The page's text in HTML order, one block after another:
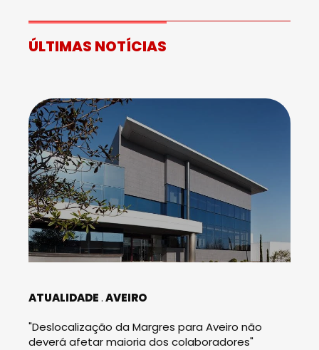
ÚLTIMAS NOTÍCIAS
ATUALIDADE AVEIRO
"Deslocalização da Margres para Aveiro não
deverá afetar maioria dos colaboradores"